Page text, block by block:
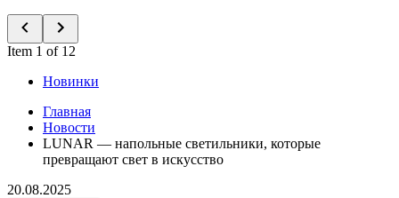
Item 1 of 12
Новинки
Главная
Новости
LUNAR — напольные светильники, которые
превращают свет в искусство
20.08.2025